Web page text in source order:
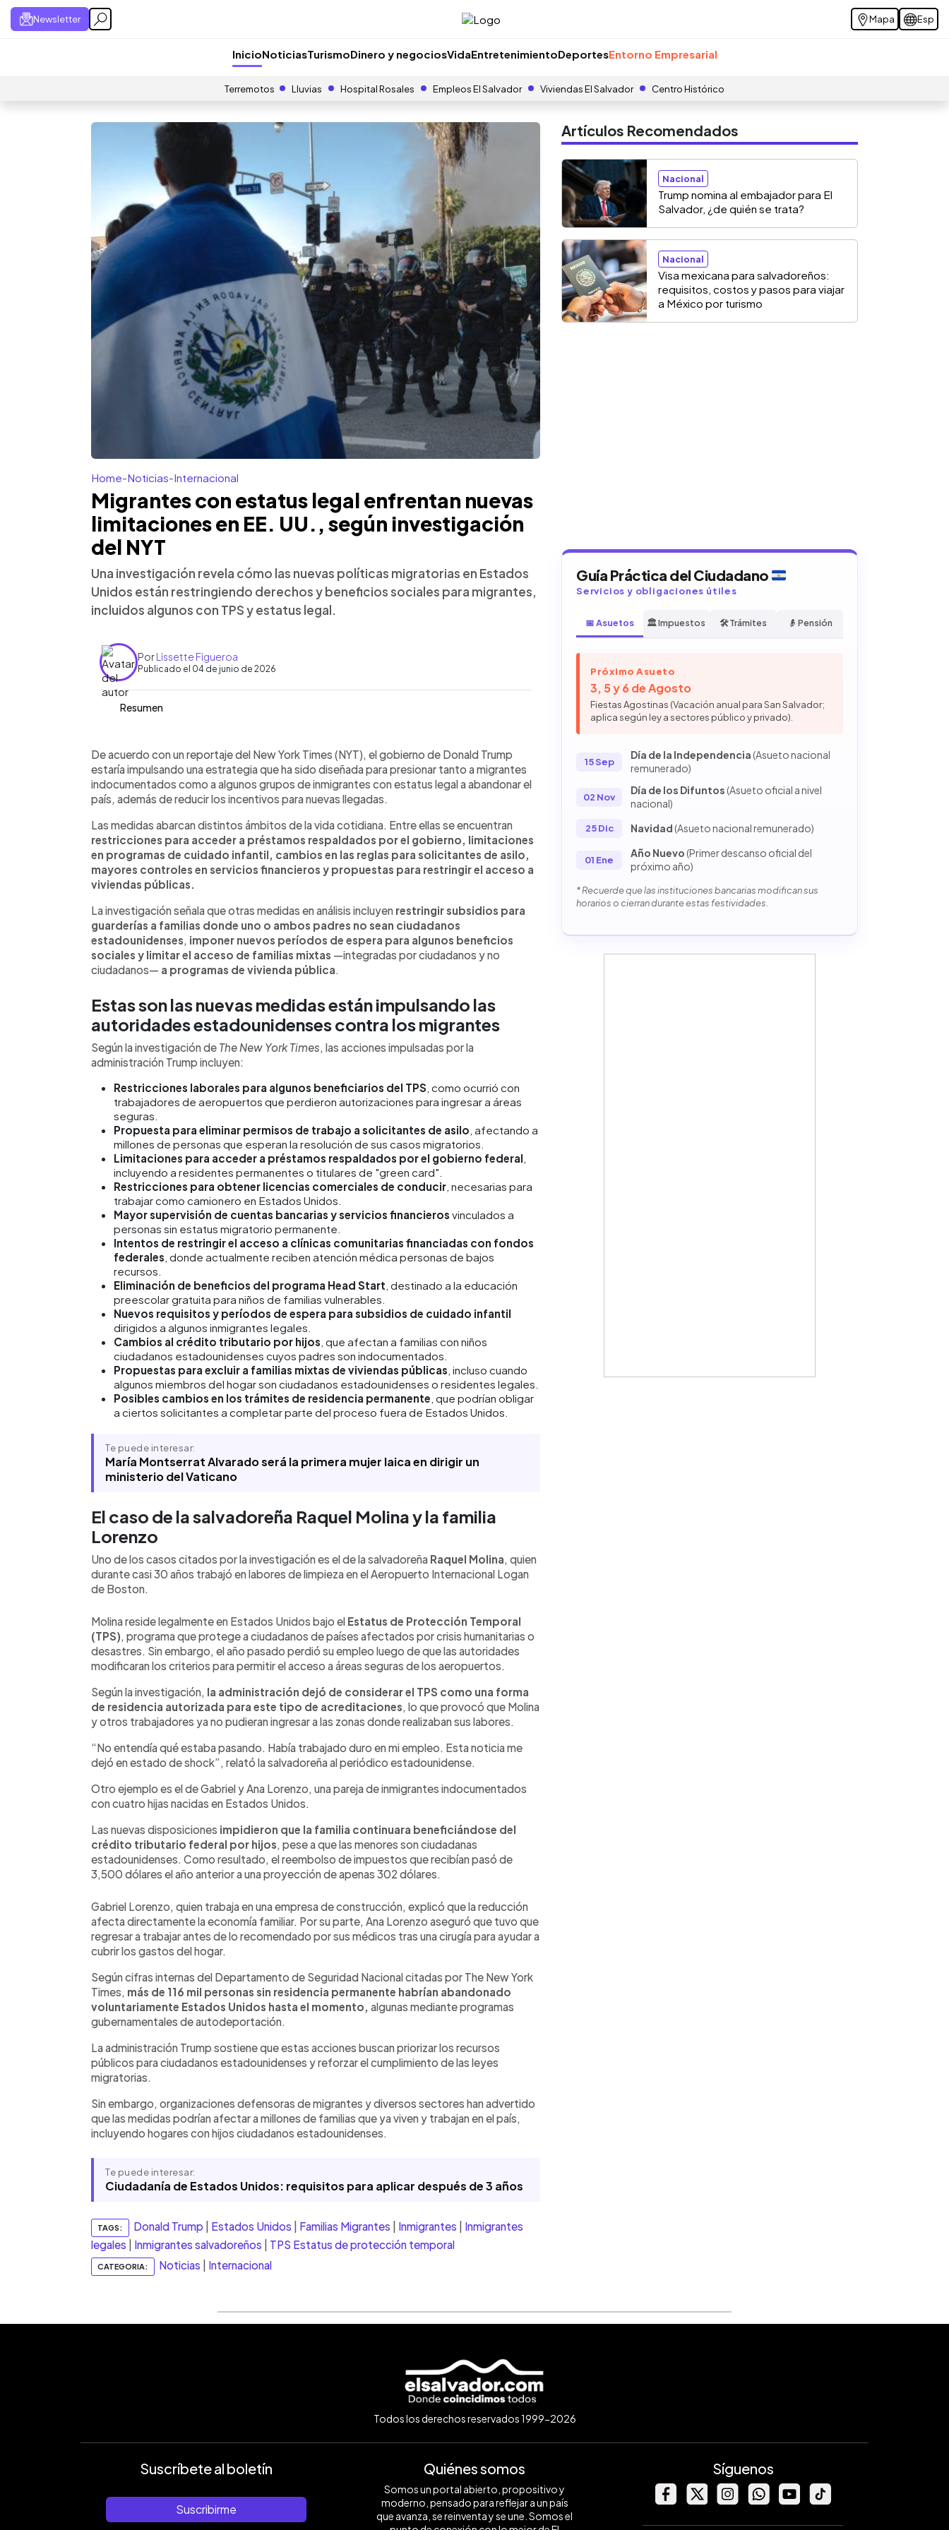
Newsletter Mapa Esp
InicioNoticiasTurismoDinero y negociosVidaEntretenimientoDeportesEntorno Empresarial
Terremotos Lluvias Hospital Rosales Empleos El Salvador Viviendas El Salvador Centro Histórico
Home-Noticias-Internacional
Migrantes con estatus legal enfrentan nuevas
limitaciones en EE. UU., según investigación
del NYT
Una investigación revela cómo las nuevas políticas migratorias en Estados
Unidos están restringiendo derechos y beneficios sociales para migrantes,
incluidos algunos con TPS y estatus legal.
PorLissette Figueroa
Publicado el 04 de junio de 2026
Resumen
► Escuchar artículo
Una investigación de The New York Times revela que la administración de
Donald Trump impulsa una estrategia para restringir el acceso de migrantes
a empleos, atención médica, vivienda, servicios financieros y beneficios
sociales en Estados Unidos. Las medidas afectan tanto a inmigrantes
beneficiarios del TPS. Entre los cambios destacan limitaciones laborales,
restricciones a programas de salud y cuidado infantil, modificaciones a
créditos fiscales y nuevas barreras para acceder a préstamos o vivienda
pública. Casos como el de la salvadoreña Raquel Molina y la familia Lorenzo
muestran el impacto directo de estas políticas.
De acuerdo con un reportaje del New York Times (NYT), el gobierno de Donald Trump
estaría impulsando una estrategia que ha sido diseñada para presionar tanto a migrantes
indocumentados como a algunos grupos de inmigrantes con estatus legal a abandonar el
país, además de reducir los incentivos para nuevas llegadas.
Las medidas abarcan distintos ámbitos de la vida cotidiana. Entre ellas se encuentran
restricciones para acceder a préstamos respaldados por el gobierno, limitaciones
en programas de cuidado infantil, cambios en las reglas para solicitantes de asilo,
mayores controles en servicios financieros y propuestas para restringir el acceso a
viviendas públicas.
La investigación señala que otras medidas en análisis incluyen restringir subsidios para
guarderías a familias donde uno o ambos padres no sean ciudadanos
estadounidenses, imponer nuevos períodos de espera para algunos beneficios
sociales y limitar el acceso de familias mixtas —integradas por ciudadanos y no
ciudadanos— a programas de vivienda pública.
Estas son las nuevas medidas están impulsando las
autoridades estadounidenses contra los migrantes
Según la investigación de The New York Times, las acciones impulsadas por la
administración Trump incluyen:
Restricciones laborales para algunos beneficiarios del TPS , como ocurrió con
trabajadores de aeropuertos que perdieron autorizaciones para ingresar a áreas
seguras.
Propuesta para eliminar permisos de trabajo a solicitantes de asilo , afectando a
millones de personas que esperan la resolución de sus casos migratorios.
Limitaciones para acceder a préstamos respaldados por el gobierno federal
incluyendo a residentes permanentes o titulares de "green card".
Restricciones para obtener licencias comerciales de conducir , necesarias para
trabajar como camionero en Estados Unidos.
Mayor supervisión de cuentas bancarias y servicios financieros vinculados a
personas sin estatus migratorio permanente.
Intentos de restringir el acceso a clínicas comunitarias financiadas con fondos
federales , donde actualmente reciben atención médica personas de bajos
recursos.
Eliminación de beneficios del programa Head Start , destinado a la educación
preescolar gratuita para niños de familias vulnerables.
Nuevos requisitos y períodos de espera para subsidios de cuidado infantil
dirigidos a algunos inmigrantes legales.
Cambios al crédito tributario por hijos , que afectan a familias con niños
ciudadanos estadounidenses cuyos padres son indocumentados.
Propuestas para excluir a familias mixtas de viviendas públicas , incluso cuando
algunos miembros del hogar son ciudadanos estadounidenses o residentes legales.
Posibles cambios en los trámites de residencia permanente , que podrían obligar
a ciertos solicitantes a completar parte del proceso fuera de Estados Unidos.
Te puede interesar:
María Montserrat Alvarado será la primera mujer laica en dirigir un
ministerio del Vaticano
El caso de la salvadoreña Raquel Molina y la familia
Lorenzo
Uno de los casos citados por la investigación es el de la salvadoreña Raquel Molina, quien
durante casi 30 años trabajó en labores de limpieza en el Aeropuerto Internacional Logan
de Boston.
Molina reside legalmente en Estados Unidos bajo el Estatus de Protección Temporal
(TPS), programa que protege a ciudadanos de países afectados por crisis humanitarias o
desastres. Sin embargo, el año pasado perdió su empleo luego de que las autoridades
modificaran los criterios para permitir el acceso a áreas seguras de los aeropuertos.
Según la investigación, la administración dejó de considerar el TPS como una forma
de residencia autorizada para este tipo de acreditaciones, lo que provocó que Molina
y otros trabajadores ya no pudieran ingresar a las zonas donde realizaban sus labores.
“No entendía qué estaba pasando. Había trabajado duro en mi empleo. Esta noticia me
dejó en estado de shock”, relató la salvadoreña al periódico estadounidense.
Otro ejemplo es el de Gabriel y Ana Lorenzo, una pareja de inmigrantes indocumentados
con cuatro hijas nacidas en Estados Unidos.
Las nuevas disposiciones impidieron que la familia continuara beneficiándose del
crédito tributario federal por hijos, pese a que las menores son ciudadanas
estadounidenses. Como resultado, el reembolso de impuestos que recibían pasó de
3,500 dólares el año anterior a una proyección de apenas 302 dólares.
Gabriel Lorenzo, quien trabaja en una empresa de construcción, explicó que la reducción
afecta directamente la economía familiar. Por su parte, Ana Lorenzo aseguró que tuvo que
regresar a trabajar antes de lo recomendado por sus médicos tras una cirugía para ayudar a
cubrir los gastos del hogar.
Según cifras internas del Departamento de Seguridad Nacional citadas por The New York
Times, más de 116 mil personas sin residencia permanente habrían abandonado
voluntariamente Estados Unidos hasta el momento, algunas mediante programas
gubernamentales de autodeportación.
La administración Trump sostiene que estas acciones buscan priorizar los recursos
públicos para ciudadanos estadounidenses y reforzar el cumplimiento de las leyes
migratorias.
Sin embargo, organizaciones defensoras de migrantes y diversos sectores han advertido
que las medidas podrían afectar a millones de familias que ya viven y trabajan en el país,
incluyendo hogares con hijos ciudadanos estadounidenses.
Te puede interesar:
Ciudadanía de Estados Unidos: requisitos para aplicar después de 3 años
TAGS: Donald Trump Estados Unidos Familias Migrantes Inmigrantes
Inmigrantes
legales
Inmigrantes salvadoreños TPS Estatus de protección temporal
CATEGORIA: Noticias Internacional
Artículos Recomendados
Nacional
Trump nomina al embajador para El
Salvador, ¿de quién se trata?
Nacional
Visa mexicana para salvadoreños:
requisitos, costos y pasos para viajar
a México por turismo
Guía Práctica del Ciudadano
Servicios y obligaciones útiles
📅 Asuetos 🏛️ Impuestos 🛠️ Trámites 👴 Pensión
Próximo Asueto
3, 5 y 6 de Agosto
Fiestas Agostinas (Vacación anual para San Salvador;
aplica según ley a sectores público y privado).
15 Sep
Día de la Independencia(Asueto nacional
remunerado)
02 Nov
Día de los Difuntos(Asueto oficial a nivel
nacional)
25 Dic Navidad(Asueto nacional remunerado)
01 Ene
Año Nuevo(Primer descanso oficial del
próximo año)
* Recuerde que las instituciones bancarias modifican sus
horarios o cierran durante estas festividades.
Todos los derechos reservados 1999-2026
Suscríbete al boletín
Suscribirme
Quiénes somos
Somos un portal abierto, propositivo y
moderno, pensado para reflejar a un país
que avanza, se reinventa y se une. Somos el
Síguenos